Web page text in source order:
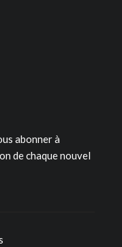
abonner à
de chaque nouvel